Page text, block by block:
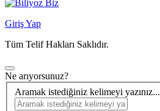
Giriş Yap
Tüm Telif Hakları Saklıdır.
Ne arıyorsunuz?
Aramak istediğiniz kelimeyi yazınız...